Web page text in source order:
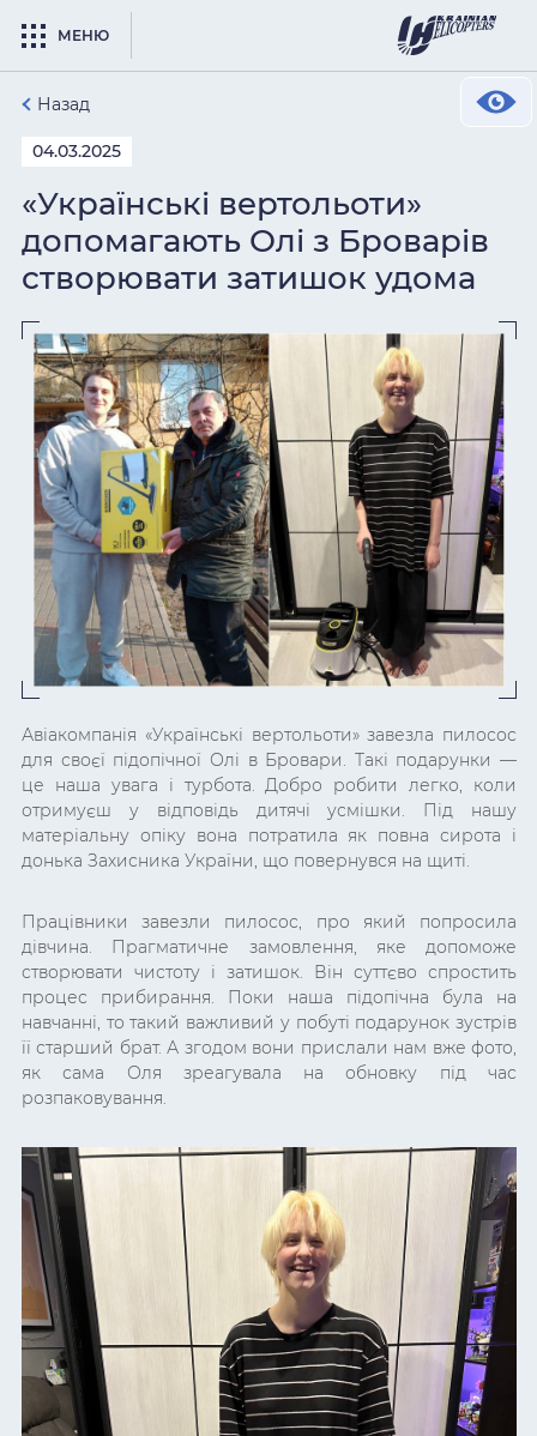
МЕНЮ
Назад
04.03.2025
«Українські вертольоти»
допомагають Олі з Броварів
створювати затишок удома
Авіакомпанія «Українські вертольоти» завезла пилосос
для своєї підопічної Олі в Бровари. Такі подарунки —
це наша увага і турбота. Добро робити легко, коли
отримуєш у відповідь дитячі усмішки. Під нашу
матеріальну опіку вона потратила як повна сирота і
донька Захисника України, що повернувся на щиті.
Працівники завезли пилосос, про який попросила
дівчина. Прагматичне замовлення, яке допоможе
створювати чистоту і затишок. Він суттєво спростить
процес прибирання. Поки наша підопічна була на
навчанні, то такий важливий у побуті подарунок зустрів
її старший брат. А згодом вони прислали нам вже фото,
як сама Оля зреагувала на обновку під час
розпаковування.